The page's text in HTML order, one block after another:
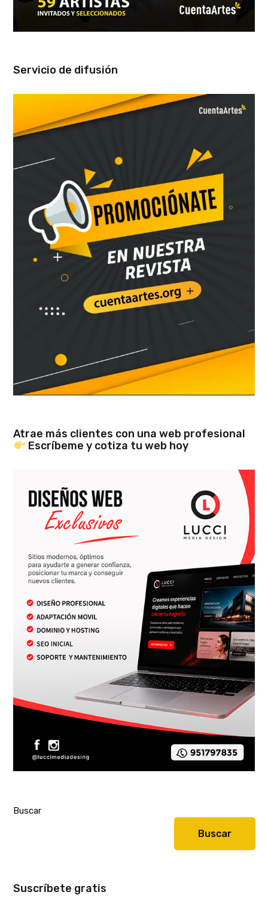
Servicio de difusión
Atrae más clientes con una web profesional
Escríbeme y cotiza tu web hoy
Buscar
Buscar
Suscríbete gratis